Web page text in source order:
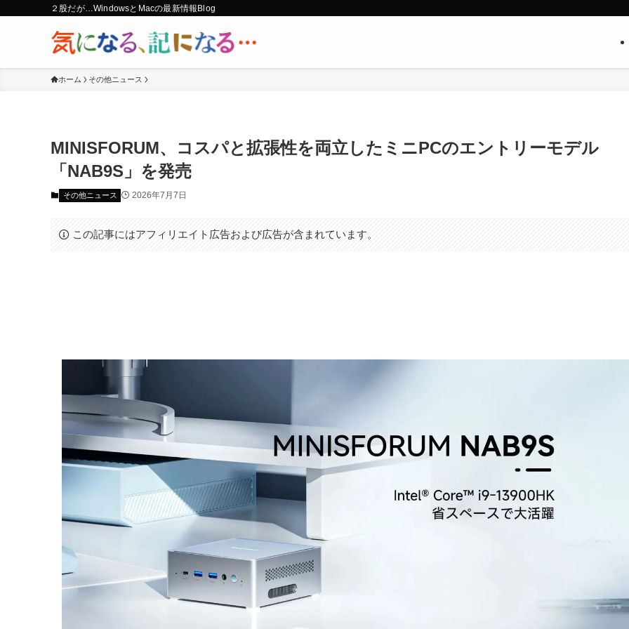
２股だが…WindowsとMacの最新情報Blog
ホーム その他ニュース
MINISFORUM、コスパと拡張性を両立したミニPCのエントリーモデル
「NAB9S」を発売
その他ニュース 2026年7月7日
この記事にはアフィリエイト広告および広告が含まれています。